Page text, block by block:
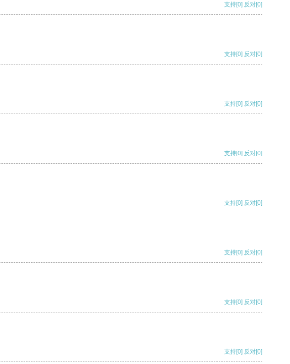
支持[0] 反对[0]
支持[0] 反对[0]
支持[0] 反对[0]
支持[0] 反对[0]
支持[0] 反对[0]
支持[0] 反对[0]
支持[0] 反对[0]
支持[0] 反对[0]